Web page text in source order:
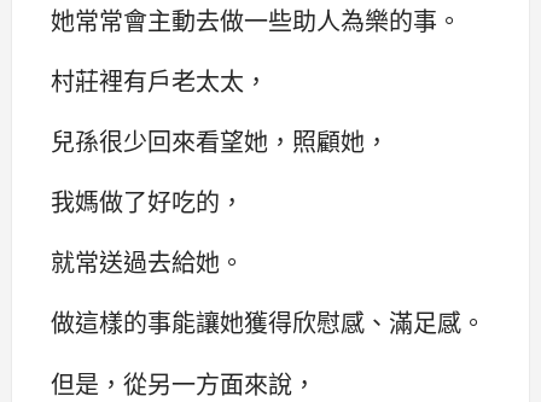
她常常會主動去做一些助人為樂的事。
村莊裡有戶老太太，
兒孫很少回來看望她，照顧她，
我媽做了好吃的，
就常送過去給她。
做這樣的事能讓她獲得欣慰感、滿足感。
但是，從另一方面來說，